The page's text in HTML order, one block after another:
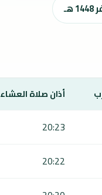
أذان صلاة العشاء
20:23
20:22